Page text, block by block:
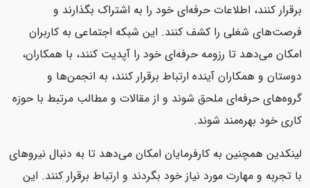
برقرار کنند، اطلاعات حرفه‌ای خود را به اشتراک بگذارند و
فرصت‌های شغلی را کشف کنند. این شبکه اجتماعی به کاربران
امکان می‌دهد تا رزومه حرفه‌ای خود را آپدیت کنند، با همکاران،
دوستان و همکاران آینده ارتباط برقرار کنند، به انجمن‌ها و
گروه‌های حرفه‌ای ملحق شوند و از مقالات و مطالب مرتبط با حوزه
کاری خود بهره‌مند شوند.
لینکدین همچنین به کارفرمایان امکان می‌دهد تا به دنبال نیروهای
با تجربه و مهارت مورد نیاز خود بگردند و ارتباط برقرار کنند. این